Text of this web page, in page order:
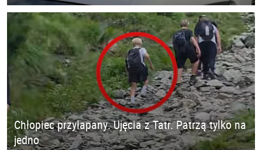
Chłopiec przyłapany. Ujęcia z Tatr. Patrzą tylko na
jedno